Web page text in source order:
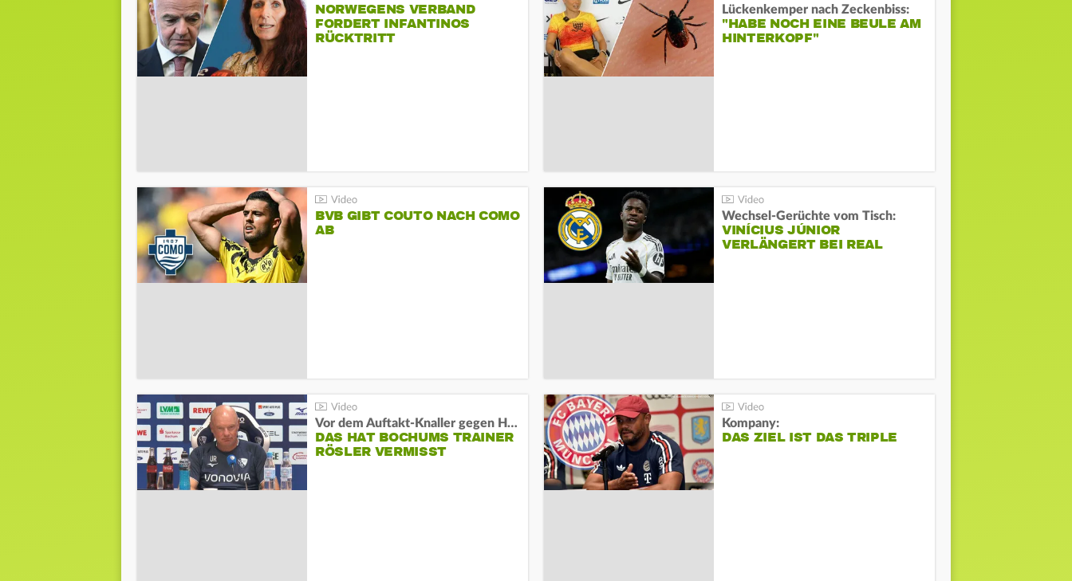
NORWEGENS VERBAND
FORDERT INFANTINOS
RÜCKTRITT
Lückenkemper nach Zeckenbiss:
"HABE NOCH EINE BEULE AM
HINTERKOPF"
BVB GIBT COUTO NACH COMO
AB
Wechsel-Gerüchte vom Tisch:
VINÍCIUS JÚNIOR
VERLÄNGERT BEI REAL
Vor dem Auftakt-Knaller gegen Hertha:
DAS HAT BOCHUMS TRAINER
RÖSLER VERMISST
Kompany:
DAS ZIEL IST DAS TRIPLE